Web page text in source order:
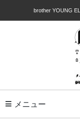
brother YOUNG
Toggle Navigation
メニュー